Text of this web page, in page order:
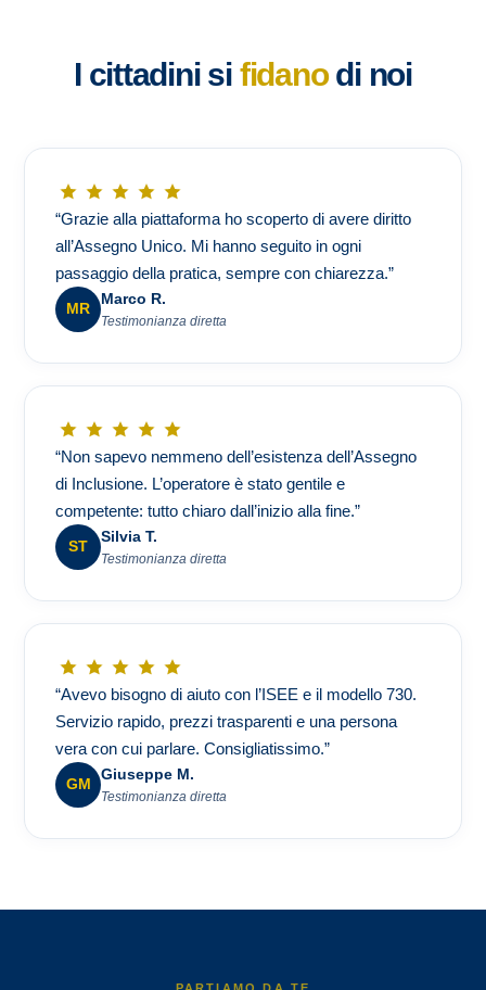
I cittadini si fidanodi noi
“Grazie alla piattaforma ho scoperto di avere diritto
all’Assegno Unico. Mi hanno seguito in ogni
passaggio della pratica, sempre con chiarezza.”
MR
Marco R.
Testimonianza diretta
“Non sapevo nemmeno dell’esistenza dell’Assegno
di Inclusione. L’operatore è stato gentile e
competente: tutto chiaro dall’inizio alla fine.”
ST
Silvia T.
Testimonianza diretta
“Avevo bisogno di aiuto con l’ISEE e il modello 730.
Servizio rapido, prezzi trasparenti e una persona
vera con cui parlare. Consigliatissimo.”
GM
Giuseppe M.
Testimonianza diretta